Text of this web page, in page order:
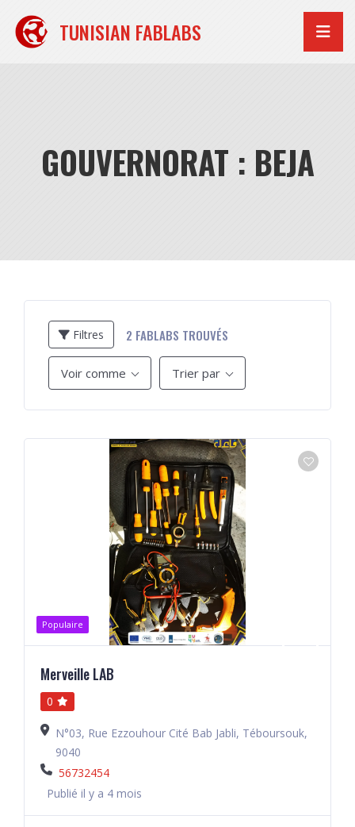
contenu
TUNISIAN FABLABS
GOUVERNORAT : BEJA
Filtres 2 FABLABS TROUVÉS
Voir comme Trier par
Populaire
Merveille LAB
0
N°03, Rue Ezzouhour Cité Bab Jabli, Téboursouk,
9040
56732454
Publié il y a 4 mois